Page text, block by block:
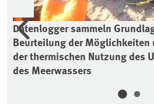
Datenlogger sammeln
Beurteilung der Möglichkeiten
der thermischen Nutzung des
des Meerwassers
Vorherige